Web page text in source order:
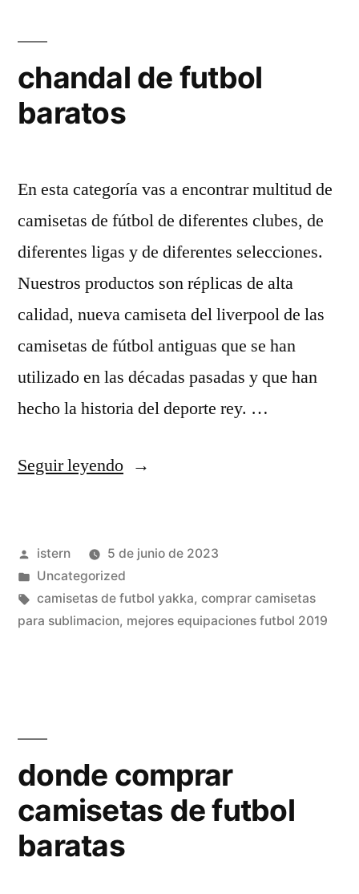
chandal de futbol
baratos
En esta categoría vas a encontrar multitud de
camisetas de fútbol de diferentes clubes, de
diferentes ligas y de diferentes selecciones.
Nuestros productos son réplicas de alta
calidad, nueva camiseta del liverpool de las
camisetas de fútbol antiguas que se han
utilizado en las décadas pasadas y que han
hecho la historia del deporte rey. …
Seguir leyendo«chandal
baratos»
Publicado
por
istern
5 de junio de 2023
Publicado
en
Uncategorized
Etiquetas:
camisetas de futbol yakka, comprar camisetas
para sublimacion, mejores equipaciones futbol 2019
donde comprar
camisetas de futbol
baratas